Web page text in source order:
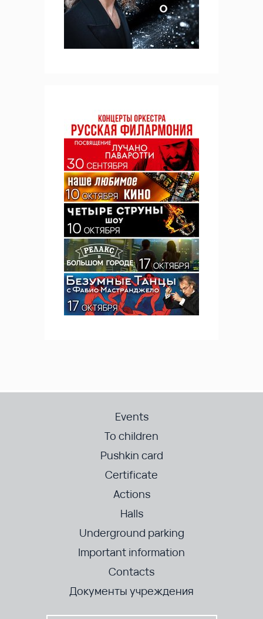
Events
To children
Pushkin card
Certificate
Actions
Halls
Underground parking
Important information
Contacts
Документы учреждения